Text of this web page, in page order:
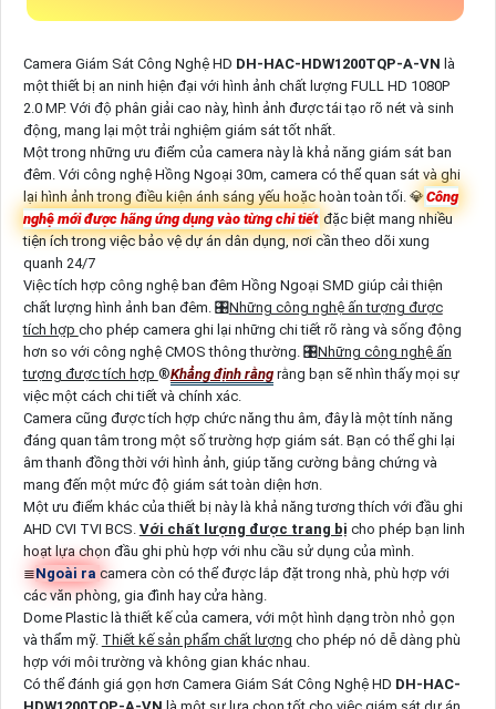
Camera Giám Sát Công Nghệ HD DH-HAC-HDW1200TQP-A-VN là
một thiết bị an ninh hiện đại với hình ảnh chất lượng FULL HD 1080P
2.0 MP. Với độ phân giải cao này, hình ảnh được tái tạo rõ nét và sinh
động, mang lại một trải nghiệm giám sát tốt nhất.
Một trong những ưu điểm của camera này là khả năng giám sát ban
đêm. Với công nghệ Hồng Ngoại 30m, camera có thể quan sát và ghi
lại hình ảnh trong điều kiện ánh sáng yếu hoặc hoàn toàn tối. 💎Công
nghệ mới được hãng ứng dụng vào từng chi tiết đặc biệt mang nhiều
tiện ích trong việc bảo vệ dự án dân dụng, nơi cần theo dõi xung
quanh 24/7
Việc tích hợp công nghệ ban đêm Hồng Ngoại SMD giúp cải thiện
chất lượng hình ảnh ban đêm. 🎛Những công nghệ ấn tượng được
tích hợp cho phép camera ghi lại những chi tiết rõ ràng và sống động
hơn so với công nghệ CMOS thông thường. 🎛Những công nghệ ấn
tượng được tích hợp ®️Khẳng định rằngrằng bạn sẽ nhìn thấy mọi sự
việc một cách chi tiết và chính xác.
Camera cũng được tích hợp chức năng thu âm, đây là một tính năng
đáng quan tâm trong một số trường hợp giám sát. Bạn có thể ghi lại
âm thanh đồng thời với hình ảnh, giúp tăng cường bằng chứng và
mang đến một mức độ giám sát toàn diện hơn.
Một ưu điểm khác của thiết bị này là khả năng tương thích với đầu ghi
AHD CVI TVI BCS. Với chất lượng được trang bị cho phép bạn linh
hoạt lựa chọn đầu ghi phù hợp với nhu cầu sử dụng của mình.
≣Ngoài ra camera còn có thể được lắp đặt trong nhà, phù hợp với
các văn phòng, gia đình hay cửa hàng.
Dome Plastic là thiết kế của camera, với một hình dạng tròn nhỏ gọn
và thẩm mỹ. Thiết kế sản phẩm chất lượng cho phép nó dễ dàng phù
hợp với môi trường và không gian khác nhau.
Có thể đánh giá gọn hơn Camera Giám Sát Công Nghệ HD DH-HAC-